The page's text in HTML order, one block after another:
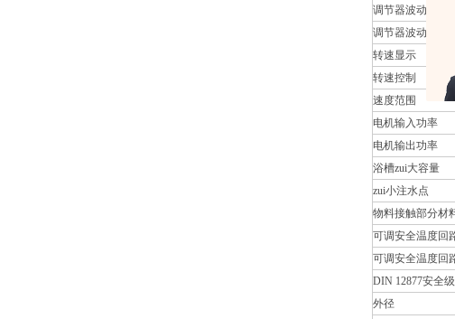
调节器波动(3升
调节器波动 (3升
转速显示
转速控制
速度范围
电机输入功率
电机输出功率
浴槽zui大容量
zui小注水点
物料接触部分材
可调安全温度回
可调安全温度回
DIN 12877安全级
外径